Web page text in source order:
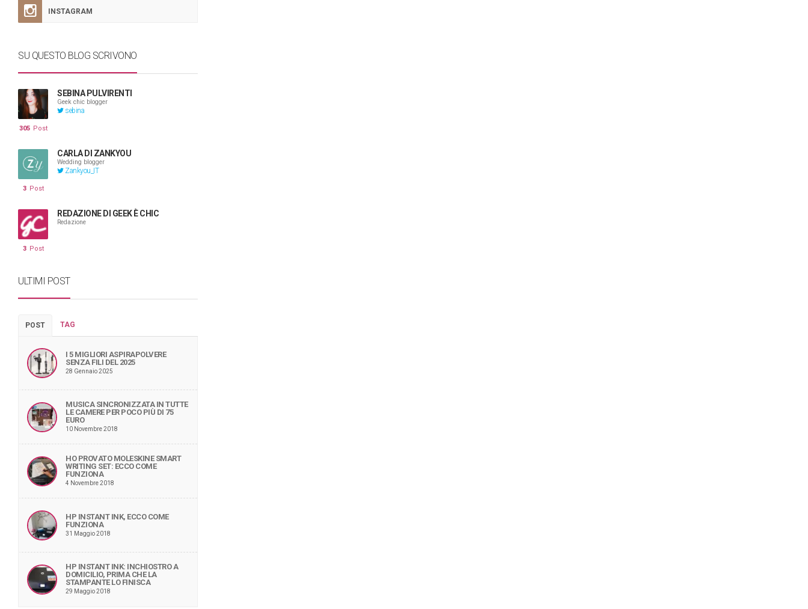
INSTAGRAM
SU QUESTO BLOG SCRIVONO
SEBINA PULVIRENTI
Geek chic blogger
sebina
305 Post
CARLA DI ZANKYOU
Wedding blogger
Zankyou_IT
3 Post
REDAZIONE DI GEEK È CHIC
Redazione
3 Post
ULTIMI POST
POST TAG
I 5 MIGLIORI ASPIRAPOLVERE
SENZA FILI DEL 2025
28 Gennaio 2025
MUSICA SINCRONIZZATA IN TUTTE
LE CAMERE PER POCO PIÙ DI 75
EURO
10 Novembre 2018
HO PROVATO MOLESKINE SMART
WRITING SET: ECCO COME
FUNZIONA
4 Novembre 2018
HP INSTANT INK, ECCO COME
FUNZIONA
31 Maggio 2018
HP INSTANT INK: INCHIOSTRO A
DOMICILIO, PRIMA CHE LA
STAMPANTE LO FINISCA
29 Maggio 2018